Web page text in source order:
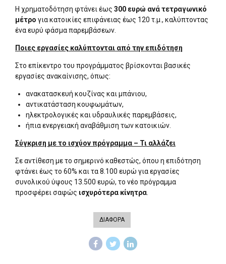
Η χρηματοδότηση φτάνει έως 300 ευρώ ανά τετραγωνικό
μέτρο για κατοικίες επιφάνειας έως 120 τ.μ., καλύπτοντας
ένα ευρύ φάσμα παρεμβάσεων.
Ποιες εργασίες καλύπτονται από την επιδότηση
Στο επίκεντρο του προγράμματος βρίσκονται βασικές
εργασίες ανακαίνισης, όπως:
ανακατασκευή κουζίνας και μπάνιου,
αντικατάσταση κουφωμάτων,
ηλεκτρολογικές και υδραυλικές παρεμβάσεις,
ήπια ενεργειακή αναβάθμιση των κατοικιών.
Σύγκριση με το ισχύον πρόγραμμα – Τι αλλάζει
Σε αντίθεση με το σημερινό καθεστώς, όπου η επιδότηση
φτάνει έως το 60% και τα 8.100 ευρώ για εργασίες
συνολικού ύψους 13.500 ευρώ, το νέο πρόγραμμα
προσφέρει σαφώς ισχυρότερα κίνητρα
ΔΙΑΦΟΡΑ